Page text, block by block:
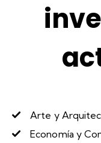
Arte y
Economía y